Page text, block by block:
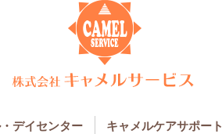
デイセンター キャメルケアサポート